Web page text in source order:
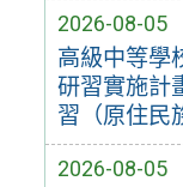
2026-08-05
高級中等學
研習實施計
習（原住民
2026-08-05